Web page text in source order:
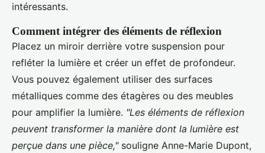
intéressants.
Comment intégrer des éléments de réflexion
Placez un miroir derrière votre suspension pour
refléter la lumière et créer un effet de profondeur.
Vous pouvez également utiliser des surfaces
métalliques comme des étagères ou des meubles
pour amplifier la lumière. "Les éléments de réflexion
peuvent transformer la manière dont la lumière est
perçue dans une pièce,"souligne Anne-Marie Dupont,